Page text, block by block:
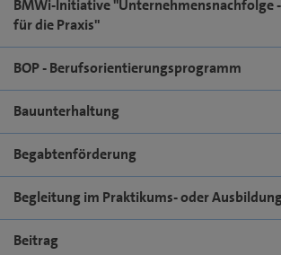
BMWi-Initiative "Unternehmensnachfolge -
für die Praxis"
BOP - Berufsorientierungsprogramm
Bauunterhaltung
Begabtenförderung
Begleitung im Praktikums- oder
Beitrag